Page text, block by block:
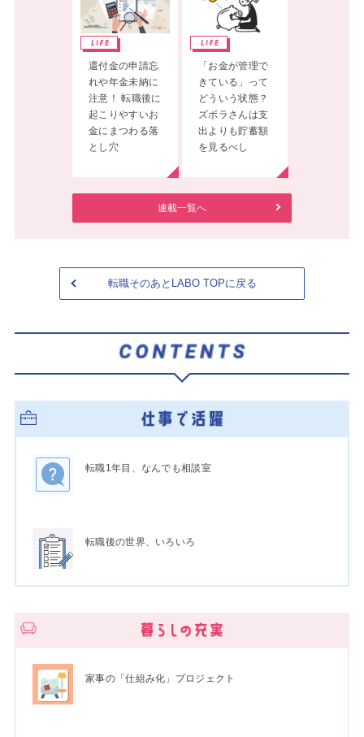
還付金の申請忘
れや年金未納に
注意！ 転職後に
起こりやすいお
金にまつわる落
とし穴
「お金が管理で
きている」って
どういう状態？
ズボラさんは支
出よりも貯蓄額
を見るべし
連載一覧へ
転職そのあとLABO TOPに戻る
転職1年目、なんでも相談室
転職後の世界、いろいろ
家事の「仕組み化」プロジェクト